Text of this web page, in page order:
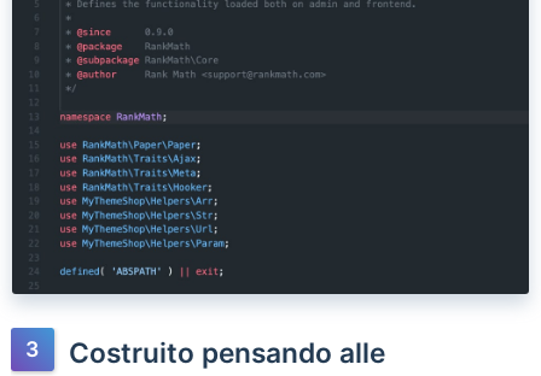
Costruito pensando alle